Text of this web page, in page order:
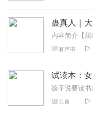
有声书
儿童